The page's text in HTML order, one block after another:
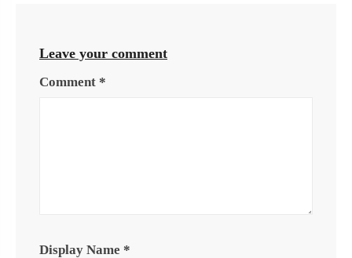
Leave your comment
Comment *
Display Name *